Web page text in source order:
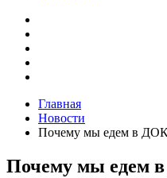
Главная
Новости
Почему мы едем в ДОК
Почему мы едем